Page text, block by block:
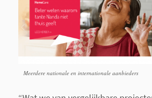
Meerdere nationale en internationale aanbieders